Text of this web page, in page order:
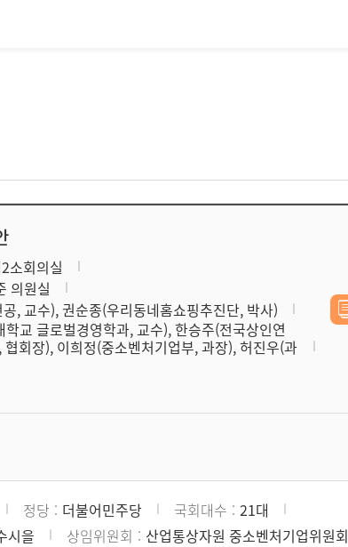
소회의실
의원실
, 교수), 권순종(우리동네홈쇼핑추진단, 박사)
교 글로벌경영학과, 교수), 한승주(전국상인연
회장), 이희정(중소벤처기업부, 과장), 허진우(과
정당 더불어민주당 국회대수
21대
시을 상임위원회
산업통상자원 중소벤처기업위원회